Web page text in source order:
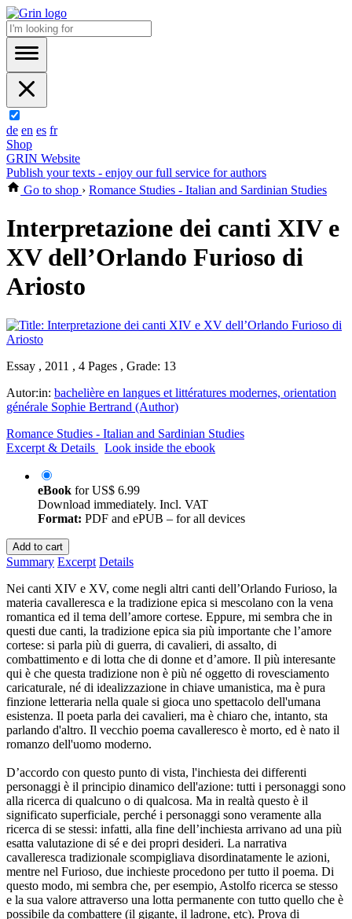
de en es fr
Shop
GRIN Website
Publish your texts - enjoy our full service for authors
Go to shop › Romance Studies - Italian and Sardinian Studies
Interpretazione dei canti XIV e
XV dell’Orlando Furioso di
Ariosto
Essay , 2011 , 4 Pages , Grade: 13
Autor:in: bachelière en langues et littératures modernes, orientation
générale Sophie Bertrand (Author)
Romance Studies - Italian and Sardinian Studies
Excerpt & Details
Look inside the ebook
eBook forUS$ 6.99
Download immediately. Incl. VAT
Format: PDF and ePUB – for all devices
Add to cart
Summary Excerpt Details
Nei canti XIV e XV, come negli altri canti dell’Orlando Furioso, la
materia cavalleresca e la tradizione epica si mescolano con la vena
romantica ed il tema dell’amore cortese. Eppure, mi sembra che in
questi due canti, la tradizione epica sia più importante che l’amore
cortese: si parla più di guerra, di cavalieri, di assalto, di
combattimento e di lotta che di donne et d’amore. Il più interesante
qui è che questa tradizione non è più né oggetto di rovesciamento
caricaturale, né di idealizzazione in chiave umanistica, ma è pura
finzione letteraria nella quale si gioca uno spettacolo dell'umana
esistenza. Il poeta parla dei cavalieri, ma è chiaro che, intanto, sta
parlando d'altro. Il vecchio poema cavalleresco è morto, ed è nato il
romanzo dell'uomo moderno.
D’accordo con questo punto di vista, l'inchiesta dei differenti
personaggi è il principio dinamico dell'azione: tutti i personaggi sono
alla ricerca di qualcuno o di qualcosa. Ma in realtà questo è il
significato superficiale, perché i personaggi sono veramente alla
ricerca di se stessi: infatti, alla fine dell’inchiesta arrivano ad una più
esatta valutazione di sé e dei propri desideri. La narrativa
cavalleresca tradizionale scompigliava disordinatamente le azioni,
mentre nel Furioso, due inchieste procedono per tutto il poema. Di
questo modo, mi sembra che, per esempio, Astolfo ricerca se stesso
e la sua valore attraverso una lotta permanente con tutto quello che è
possibile da combattere (il gigante, il ladrone, etc). Prova di